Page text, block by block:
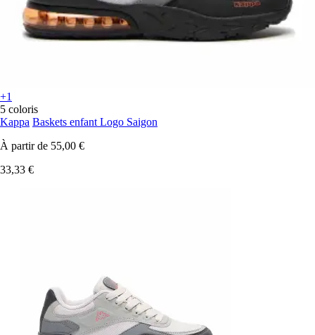
+1
5 coloris
Kappa Baskets enfant Logo Saigon
À partir de 55,00 €
33,33 €